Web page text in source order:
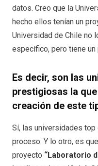
datos. Creo que la
hecho ellos tenían un
Universidad de Chile no
específico, pero tiene
Es decir, son las
prestigiosas la
creación de este
Sí, las universidades
proceso. Y lo otro, es
proyecto “Laboratorio